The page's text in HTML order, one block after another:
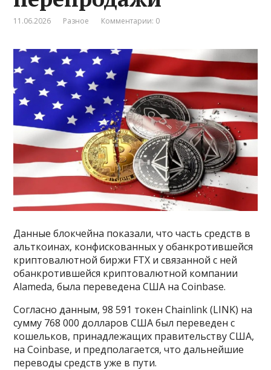
11.06.2026 Разное Комментарии: 0
Данные блокчейна показали, что часть средств в
альткоинах, конфискованных у обанкротившейся
криптовалютной биржи FTX и связанной с ней
обанкротившейся криптовалютной компании
Alameda, была переведена США на Coinbase.
Согласно данным, 98 591 токен Chainlink (LINK) на
сумму 768 000 долларов США был переведен с
кошельков, принадлежащих правительству США,
на Coinbase, и предполагается, что дальнейшие
переводы средств уже в пути.